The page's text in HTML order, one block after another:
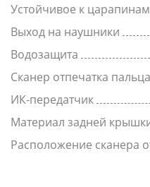
Устойчивое к царапинам
Выход на наушники
Водозащита
Сканер отпечатка пальца
ИК-передатчик
Материал задней
Расположение сканера